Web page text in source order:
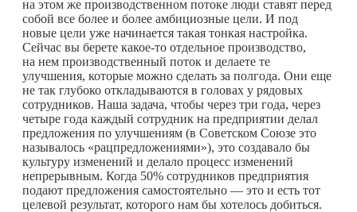
на этом же производственном потоке люди ставят перед
собой все более и более амбициозные цели. И под
новые цели уже начинается такая тонкая настройка.
Сейчас вы берете какое-то отдельное производство,
на нем производственный поток и делаете те
улучшения, которые можно сделать за полгода. Они еще
не так глубоко откладываются в головах у рядовых
сотрудников. Наша задача, чтобы через три года, через
четыре года каждый сотрудник на предприятии делал
предложения по улучшениям (в Советском Союзе это
называлось «рацпредложениями»), это создавало бы
культуру изменений и делало процесс изменений
непрерывным. Когда 50% сотрудников предприятия
подают предложения самостоятельно — это и есть тот
целевой результат, которого нам бы хотелось добиться.